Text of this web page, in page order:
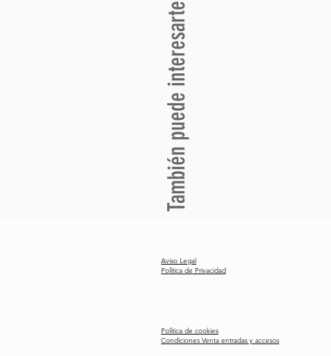
También puede interesarte
Aviso Legal
Política de Privacidad
Política de cookies
Condiciones Venta entradas y accesos